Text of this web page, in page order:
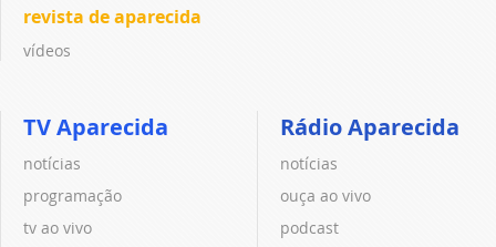
revista de aparecida
vídeos
TV Aparecida
notícias
programação
tv ao vivo
Rádio Aparecida
notícias
ouça ao vivo
podcast